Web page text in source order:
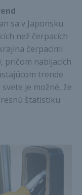
sa v Japonsku
než čerpacích
čerpacími
pričom nabíjacích
trende
je možné, že
štatistiku